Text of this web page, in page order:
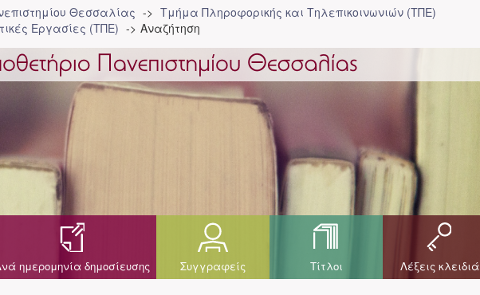
Θεσσαλίας
Τμήμα Πληροφορικής και Τηλεπικοινωνιών (ΤΠΕ)
Εργασίες (ΤΠΕ)
Αναζήτηση
ημερομηνία δημοσίευσης Συγγραφείς Τίτλοι Λέξεις κλειδιά